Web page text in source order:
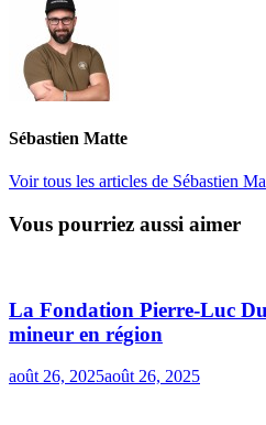
Sébastien Matte
Voir tous les articles de Sébastien
Vous pourriez aussi aimer
La Fondation Pierre-Luc
mineur en région
août 26, 2025août 26, 2025